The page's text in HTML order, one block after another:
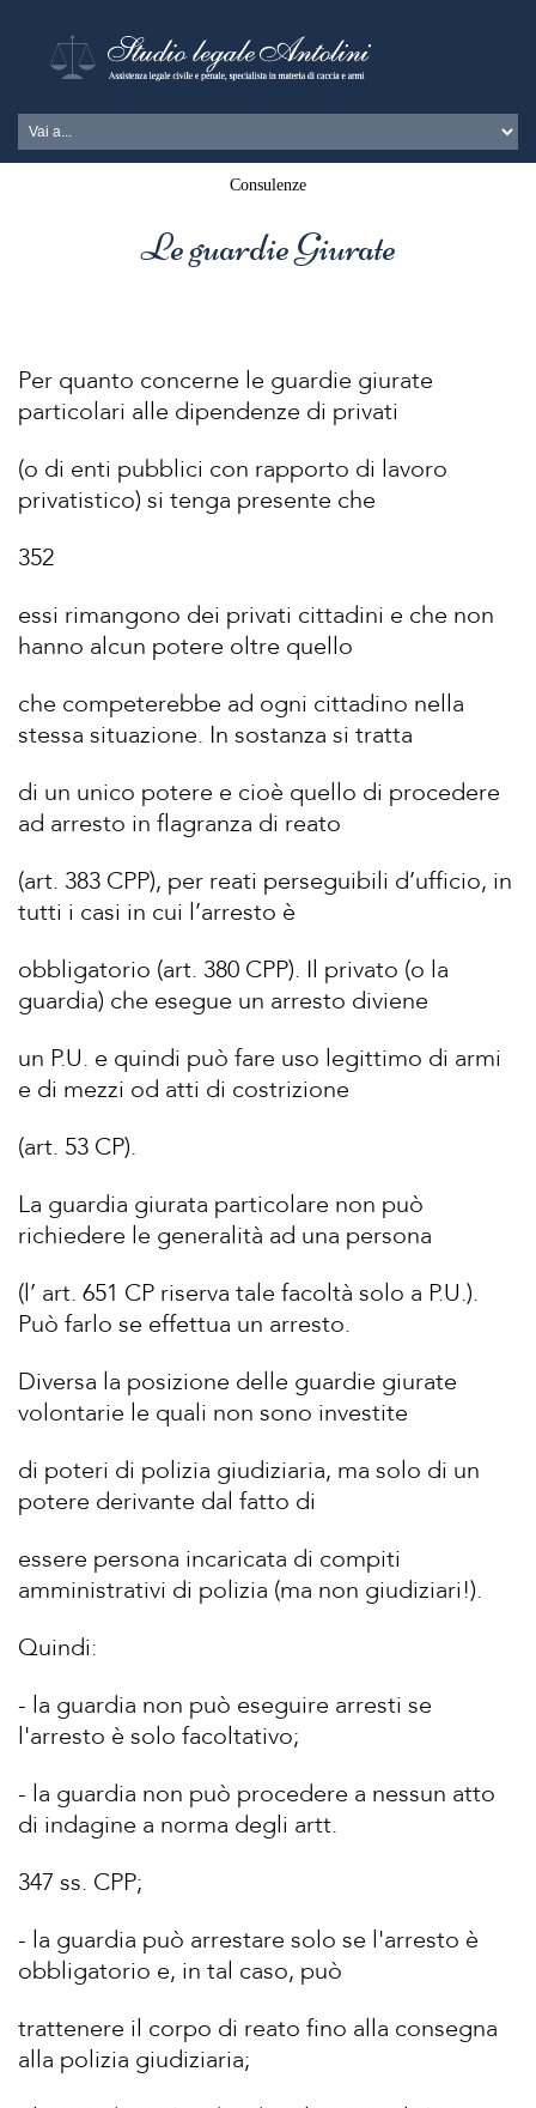
Consulenze
Le guardie Giurate
Per quanto concerne le guardie giurate
particolari alle dipendenze di privati
(o di enti pubblici con rapporto di lavoro
privatistico) si tenga presente che
352
essi rimangono dei privati cittadini e che non
hanno alcun potere oltre quello
che competerebbe ad ogni cittadino nella
stessa situazione. In sostanza si tratta
di un unico potere e cioè quello di procedere
ad arresto in flagranza di reato
(art. 383 CPP), per reati perseguibili d’ufficio, in
tutti i casi in cui l’arresto è
obbligatorio (art. 380 CPP). Il privato (o la
guardia) che esegue un arresto diviene
un P.U. e quindi può fare uso legittimo di armi
e di mezzi od atti di costrizione
(art. 53 CP).
La guardia giurata particolare non può
richiedere le generalità ad una persona
(l’ art. 651 CP riserva tale facoltà solo a P.U.).
Può farlo se effettua un arresto.
Diversa la posizione delle guardie giurate
volontarie le quali non sono investite
di poteri di polizia giudiziaria, ma solo di un
potere derivante dal fatto di
essere persona incaricata di compiti
amministrativi di polizia (ma non giudiziari!).
Quindi:
- la guardia non può eseguire arresti se
l'arresto è solo facoltativo;
- la guardia non può procedere a nessun atto
di indagine a norma degli artt.
347 ss. CPP;
- la guardia può arrestare solo se l'arresto è
obbligatorio e, in tal caso, può
trattenere il corpo di reato fino alla consegna
alla polizia giudiziaria;